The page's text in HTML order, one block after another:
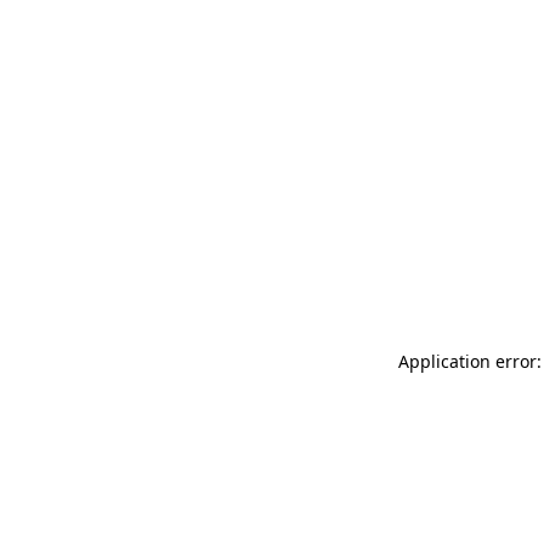
Application